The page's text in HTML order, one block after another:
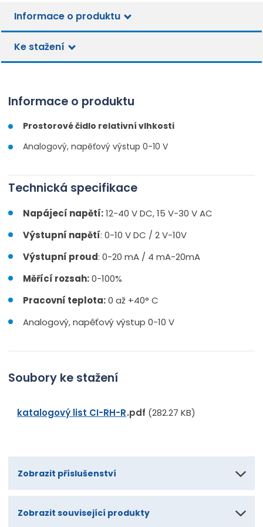
v
í
v
í
Informace o produktu
Ke stažení
Informace o produktu
Prostorové čidlo relativní vlhkosti
Analogový, napěťový výstup 0-10 V
Technická specifikace
Napájecí napětí:12-40 V DC, 15 V-30 V AC
Výstupní napětí: 0-10 V DC / 2 V-10V
Výstupní proud: 0-20 mA / 4 mA-20mA
Měřící rozsah:0-100%
Pracovní teplota:0 až +40° C
Analogový, napěťový výstup 0-10 V
Soubory ke stažení
katalogový list CI-RH-R pdf (282.27 KB)
Zobrazit příslušenství
Zobrazit související produkty